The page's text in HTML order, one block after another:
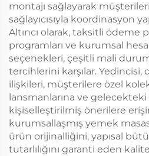
montajı sağlayarak
sağlayıcısıyla koordinasyon
Altıncı olarak, taksitli ödeme
programları ve kurumsal
seçenekleri, çeşitli mali
tercihlerini karşılar.
ilişkileri, müşterilere özel
lansmanlarına ve gelecekteki
kişiselleştirilmiş önerilere
kurumsallaşmış yemek
ürün orijinalliğini, yapısal
tutarlılığını garanti eden